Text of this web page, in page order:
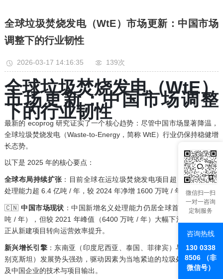
全球垃圾焚烧发电（WtE）市场更新：中国市场
调整下的行业韧性
2026-03-17 14:16:35 139次
全球垃圾焚烧发电（WtE）
市场更新：中国市场调整
下的行业韧性
最新的 ecoprog 研究证实了一个核心趋势：尽管中国市场显著降温，
全球垃圾焚烧发电（Waste-to-Energy，简称 WtE）行业仍保持稳健增
长态势。
以下是 2025 年的核心要点：
全球布局持续扩张 ：目前全球在运垃圾焚烧发电项目超 3100 座，总
处理能力超 6.4 亿吨 / 年，较 2024 年净增 1600 万吨 / 年。
🇨🇳中国市场现状 ：中国新增名义处理能力仍居全球首位（1200 万
吨 / 年），但较 2021 年峰值（6400 万吨 / 年）大幅下滑，行业重心
正从新建项目转向运营效率提升。
新兴增长引擎 ：东南亚（印度尼西亚、泰国、菲律宾）与中亚（乌兹
别克斯坦）发展势头强劲，驱动因素为当地紧迫的垃圾处理危机，以
及中国企业的技术与项目输出。
微信扫一扫
一对一咨询
定制服务
咨询热线
130 0338
8506 （非
微信号）